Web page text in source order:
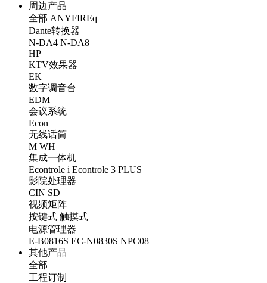
周边产品
全部 ANYFIREq
Dante转换器
N-DA4 N-DA8
HP
KTV效果器
EK
数字调音台
EDM
会议系统
Econ
无线话筒
M WH
集成一体机
Econtrole i Econtrole 3 PLUS
影院处理器
CIN SD
视频矩阵
按键式 触摸式
电源管理器
E-B0816S EC-N0830S NPC08
其他产品
全部
工程订制